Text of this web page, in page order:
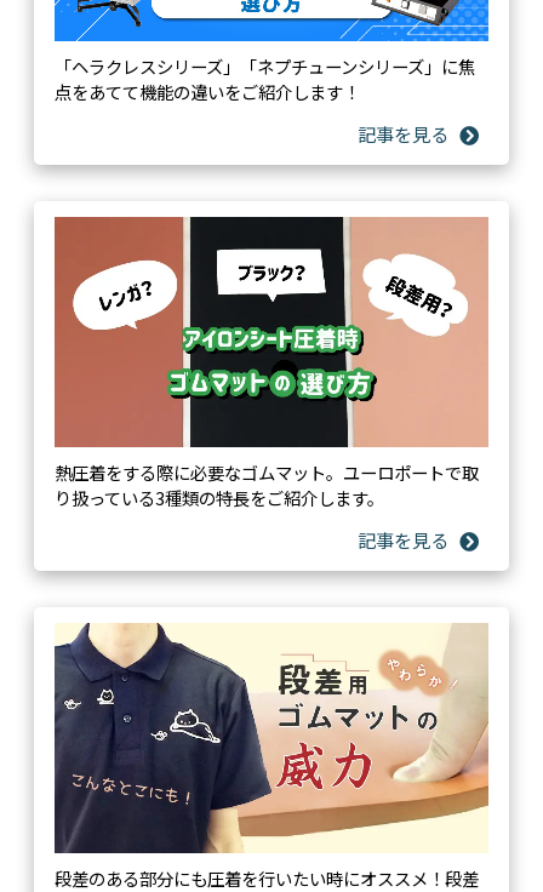
「ヘラクレスシリーズ」「ネプチューンシリーズ」に焦
点をあてて機能の違いをご紹介します！
熱圧着をする際に必要なゴムマット。ユーロポートで取
り扱っている3種類の特長をご紹介します。
段差のある部分にも圧着を行いたい時にオススメ！段差